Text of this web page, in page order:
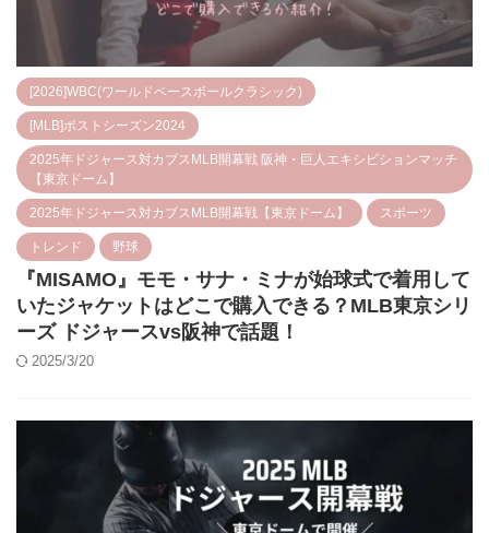
[2026]WBC(ワールドベースボールクラシック)
[MLB]ポストシーズン2024
2025年ドジャース対カブスMLB開幕戦 阪神・巨人エキシビションマッチ
【東京ドーム】
2025年ドジャース対カブスMLB開幕戦【東京ドーム】 スポーツ
トレンド 野球
『MISAMO』モモ・サナ・ミナが始球式で着用して
いたジャケットはどこで購入できる？MLB東京シリ
ーズ ドジャースvs阪神で話題！
2025/3/20